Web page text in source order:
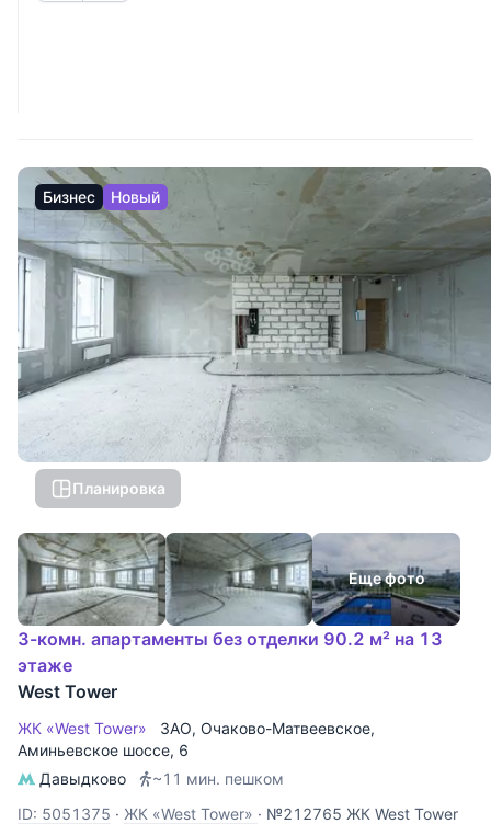
Бизнес Новый
Планировка
Еще фото
3-комн. апартаменты без отделки 90.2 м² на 13
этаже
West Tower
ЖК «West Tower» ЗАО, Очаково-Матвеевское,
Аминьевское шоссе, 6
Давыдково
~11 мин. пешком
ID: 5051375 · ЖК «West Tower» · №212765 ЖК West Tower